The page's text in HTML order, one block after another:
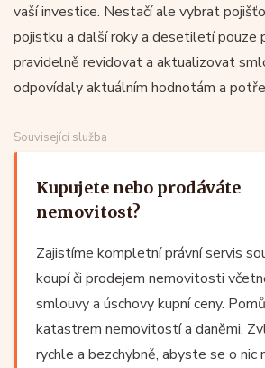
vaší investice. Nestačí ale vybrat
pojistku a další roky a desetiletí pouze
pravidelně revidovat a aktualizovat
odpovídaly aktuálním hodnotám a
Související služba
Kupujete nebo prodáváte
nemovitost?
Zajistíme kompletní právní servis
koupí či prodejem nemovitosti
smlouvy a úschovy kupní ceny.
katastrem nemovitostí a daněmi.
rychle a bezchybně, abyste se o nic